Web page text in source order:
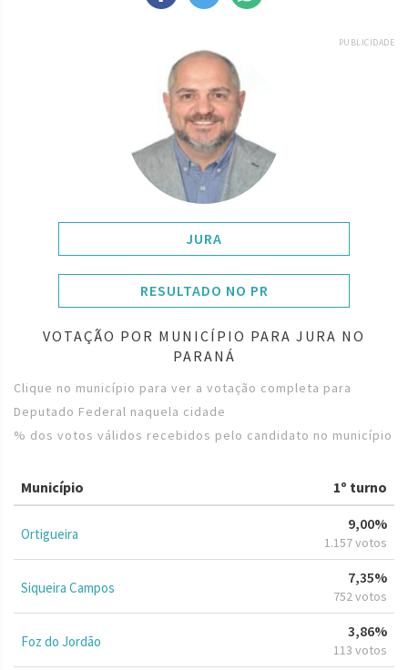
PUBLICIDADE
JURA
RESULTADO NO PR
VOTAÇÃO POR MUNICÍPIO PARA JURA NO
PARANÁ
Clique no município para ver a votação completa para
Deputado Federal naquela cidade
% dos votos válidos recebidos pelo candidato no município
Município 1º turno
Ortigueira
9,00%
1.157 votos
Siqueira Campos
7,35%
752 votos
Foz do Jordão
3,86%
113 votos